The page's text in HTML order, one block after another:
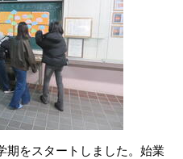
をスタートしました。始業